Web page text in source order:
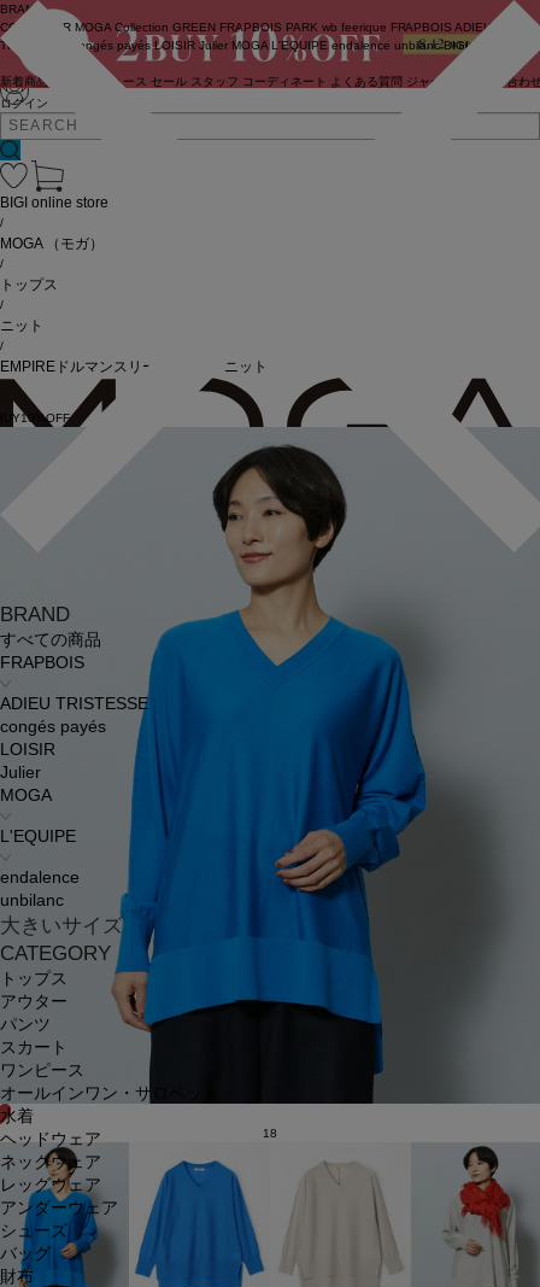
ログイン
BRAND
COUTURIER MOGA Collection GREEN FRAPBOIS PARK wb feerique FRAPBOIS ADIEU
TRISTESSE
congés payés LOISIR Julier MOGA L'EQUIPE endalence unbilanc BIGI online store
新着商品 ニュース セール スタッフ コーディネート よくある質問 ジャーナル お問い合わ
BRAND
すべての商品
FRAPBOIS
ADIEU TRISTESSE
congés payés
LOISIR
Julier
MOGA
L'EQUIPE
endalence
unbilanc
大きいサイズ
CATEGORY
トップス
アウター
パンツ
スカート
ワンピース
オールインワン・サロペット
水着
ヘッドウェア
ネックウェア
レッグウェア
アンダーウェア
シューズ
バッグ
財布
BIGI online store
/
MOGA （モガ）
/
トップス
/
ニット
/
EMPIREドルマンスリーブVネックニット
18